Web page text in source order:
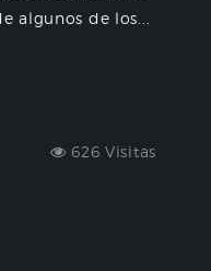
algunos de los...
626 Visitas